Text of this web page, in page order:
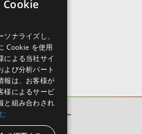
ユーザーレビュー
ENGLISH
Cookie
ナライズし、
Cookie を使用
による当社サイ
よび分析パート
報は、お客様が
様によるサービ
と組み合わされ